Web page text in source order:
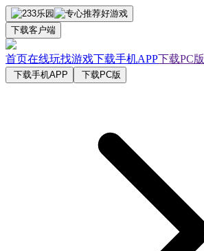
下载客户端
首页在线玩找游戏下载手机APP下载PC版
下载手机APP 下载PC版